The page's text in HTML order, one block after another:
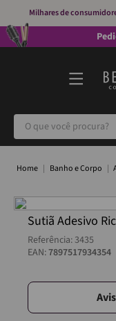
Milhares de
O que você procura?
Banho e Corpo
Sutiã Adesivo
Referência:3435
EAN:7897517934354